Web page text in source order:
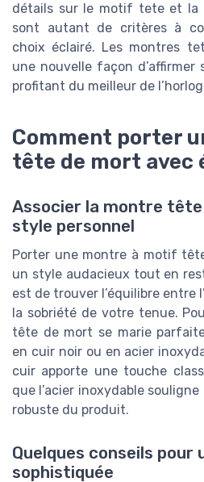
détails sur le motif tete et la
sont autant de critères à
choix éclairé. Les montres
une nouvelle façon
profitant du meilleur de
Comment porter
tête de mort avec
Associer la montre
style personnel
Porter une montre à motif
un style audacieux tout en
est de trouver l’équilibre entre
la sobriété de votre tenue.
tête de mort se marie
en cuir noir ou en acier
cuir apporte une touche
que l’acier inoxydable
robuste du produit.
Quelques conseils pour
sophistiquée